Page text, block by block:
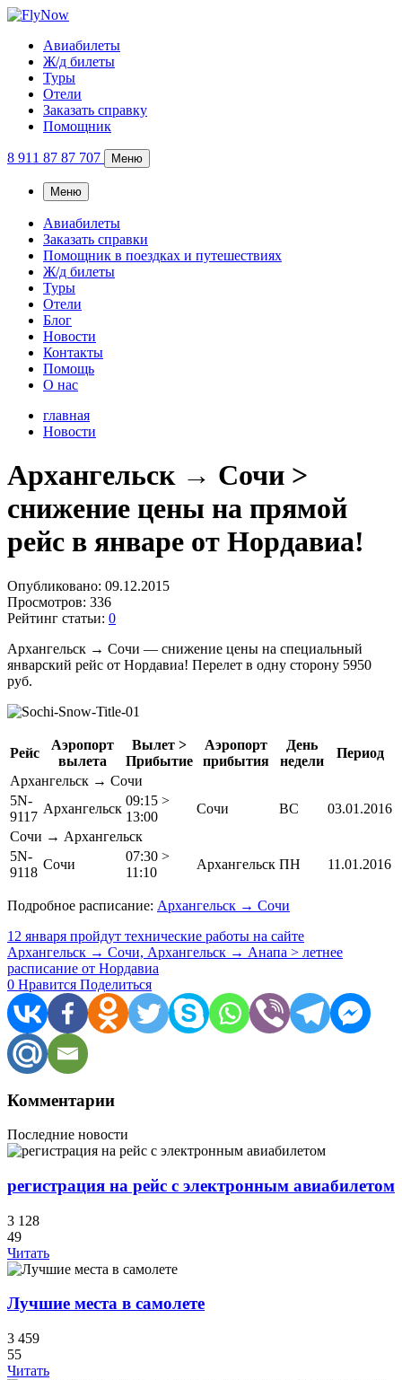
Авиабилеты
Ж/д билеты
Туры
Отели
Заказать справку
Помощник
8 911 87 87 707 Меню
Меню
Авиабилеты
Заказать справки
Помощник в поездках и путешествиях
Ж/д билеты
Туры
Отели
Блог
Новости
Контакты
Помощь
О нас
главная
Новости
Архангельск → Сочи >
снижение цены на прямой
рейс в январе от Нордавиа!
Опубликовано: 09.12.2015
Просмотров: 336
Рейтинг статьи: 0
Архангельск → Сочи — снижение цены на специальный
январский рейс от Нордавиа! Перелет в одну сторону 5950
руб.
Рейс
Аэропорт
вылета
Вылет >
Прибытие
Аэропорт
прибытия
День
недели
Период
Архангельск → Сочи
5N-
9117
Архангельск
09:15 >
13:00
Сочи ВС
03.01.2016
Сочи → Архангельск
5N-
9118
Сочи
07:30 >
11:10
Архангельск ПН 11.01.2016
Подробное расписание: Архангельск → Сочи
12 января пройдут технические работы на сайте
Архангельск → Сочи, Архангельск → Анапа > летнее
расписание от Нордавиа
0 Нравится Поделиться
Комментарии
Последние новости
регистрация на рейс с электронным авиабилетом
3 128
49
Читать
Лучшие места в самолете
3 459
55
Читать